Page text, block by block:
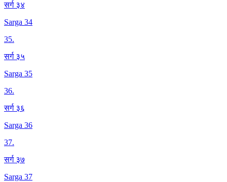
सर्ग ३४
Sarga 34
35.
सर्ग ३५
Sarga 35
36.
सर्ग ३६
Sarga 36
37.
सर्ग ३७
Sarga 37